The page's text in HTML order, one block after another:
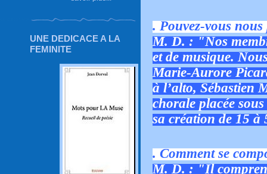
UNE DEDICACE A LA
FEMINITE
. Pouvez-vous
M. D. : "Nos
et de musique.
Marie-Aurore
à l’alto, Sébastien
chorale placée
sa création de 15 à
. Comment se
M. D. : "Il